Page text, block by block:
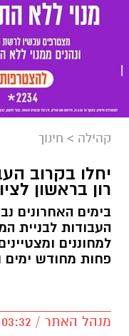
קהילה > חינוך
יחלו בקרוב
רון בראשון
בימים האחרונים
העבודות לבניית
למחוננים
פחות מחודש ימים
מנהל האתר / 03:32 22.05.12